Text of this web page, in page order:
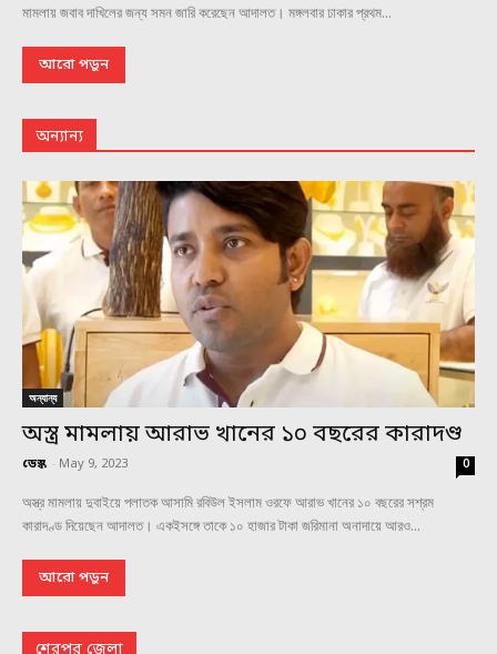
মামলায় জবাব দাখিলের জন্য সমন জারি করেছেন আদালত। মঙ্গলবার ঢাকার প্রথম...
আরো পড়ুন
অন্যান্য
অন্যান্য
অস্ত্র মামলায় আরাভ খানের ১০ বছরের কারাদণ্ড
ডেস্ক - May 9, 2023 0
অস্ত্র মামলায় দুবাইয়ে পলাতক আসামি রবিউল ইসলাম ওরফে আরাভ খানের ১০ বছরের সশ্রম
কারাদণ্ড দিয়েছেন আদালত। একইসঙ্গে তাকে ১০ হাজার টাকা জরিমানা অনাদায়ে আরও...
আরো পড়ুন
শেরপুর জেলা